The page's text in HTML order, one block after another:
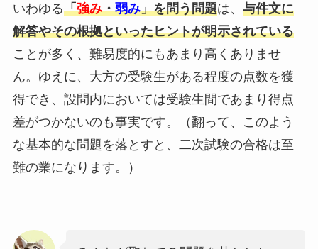
いわゆる「強み・弱み」を問う問題は、 与件文に
解答やその根拠といったヒントが明示されている
ことが多く、難易度的にもあまり高くありませ
ん。ゆえに、大方の受験生がある程度の点数を獲
得でき、設問内においては受験生間であまり得点
差がつかないのも事実です。（翻って、このよう
な基本的な問題を落とすと、二次試験の合格は至
難の業になります。）